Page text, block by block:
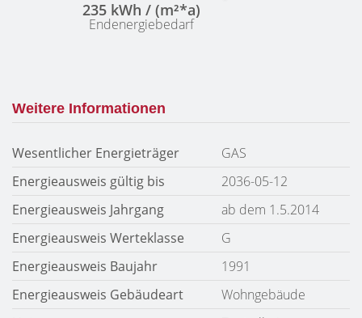
235 kWh / (m²*a)
Endenergiebedarf
Weitere Informationen
Wesentlicher Energieträger
GAS
Energieausweis gültig bis
2036-05-12
Energieausweis Jahrgang
ab dem 1.5.2014
Energieausweis Werteklasse
G
Energieausweis Baujahr
1991
Energieausweis Gebäudeart
Wohngebäude